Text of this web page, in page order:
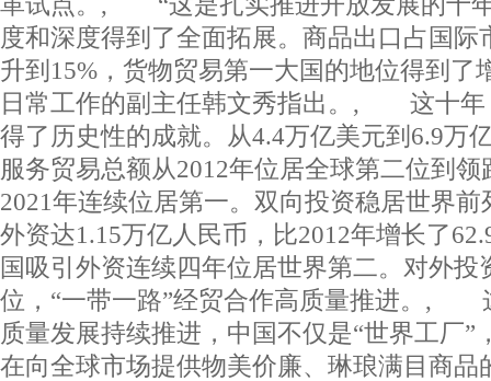
度和深度得到了全面拓展。商品出口占国际
升到15%，货物贸易第一大国的地位得到了
日常工作的副主任韩文秀指出。, 这十年
得了历史性的成就。从4.4万亿美元到6.9万
服务贸易总额从2012年位居全球第二位到领
2021年连续位居第一。双向投资稳居世界前
外资达1.15万亿人民币，比2012年增长了
国吸引外资连续四年位居世界第二。对外投
位，“一带一路”经贸合作高质量推进。,
质量发展持续推进，中国不仅是“世界工厂”
在向全球市场提供物美价廉、琳琅满目商品